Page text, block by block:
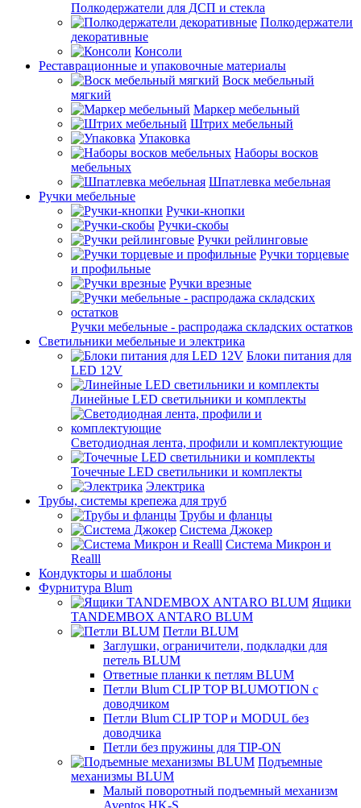
Полкодержатели для ДСП и стекла
Полкодержатели
декоративные
Консоли
Реставрационные и упаковочные материалы
Воск мебельный
мягкий
Маркер мебельный
Штрих мебельный
Упаковка
Наборы восков
мебельных
Шпатлевка мебельная
Ручки мебельные
Ручки-кнопки
Ручки-скобы
Ручки рейлинговые
Ручки торцевые
и профильные
Ручки врезные
Ручки мебельные - распродажа складских остатков
Светильники мебельные и электрика
Блоки питания для
LED 12V
Линейные LED светильники и комплекты
Светодиодная лента, профили и комплектующие
Точечные LED светильники и комплекты
Электрика
Трубы, системы крепежа для труб
Трубы и фланцы
Система Джокер
Система Микрон и
Realll
Кондукторы и шаблоны
Фурнитура Blum
Ящики
TANDEMBOX ANTARO BLUM
Петли BLUM
Заглушки, ограничители, подкладки для
петель BLUM
Ответные планки к петлям BLUM
Петли Blum CLIP TOP BLUMOTION с
доводчиком
Петли Blum CLIP TOP и MODUL без
доводчика
Петли без пружины для TIP-ON
Подъемные
механизмы BLUM
Малый поворотный подъемный механизм
Aventos HK-S